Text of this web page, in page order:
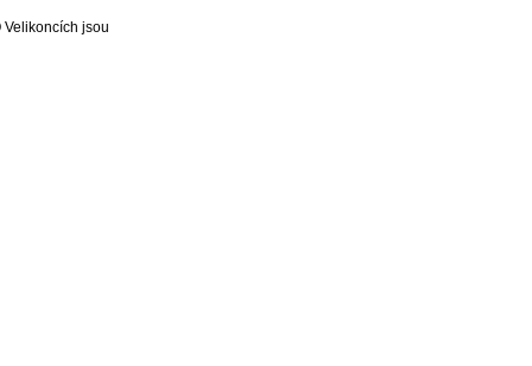
jsou